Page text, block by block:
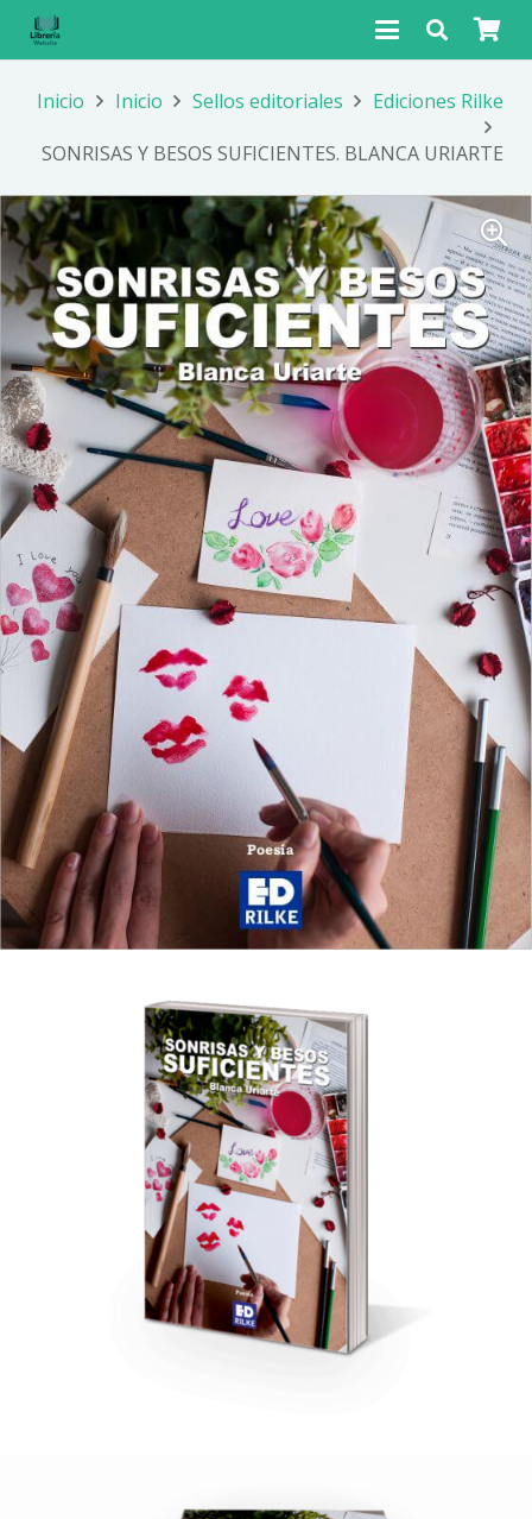
Inicio Inicio Sellos editoriales
Ediciones Rilke
SONRISAS Y BESOS SUFICIENTES. BLANCA URIARTE